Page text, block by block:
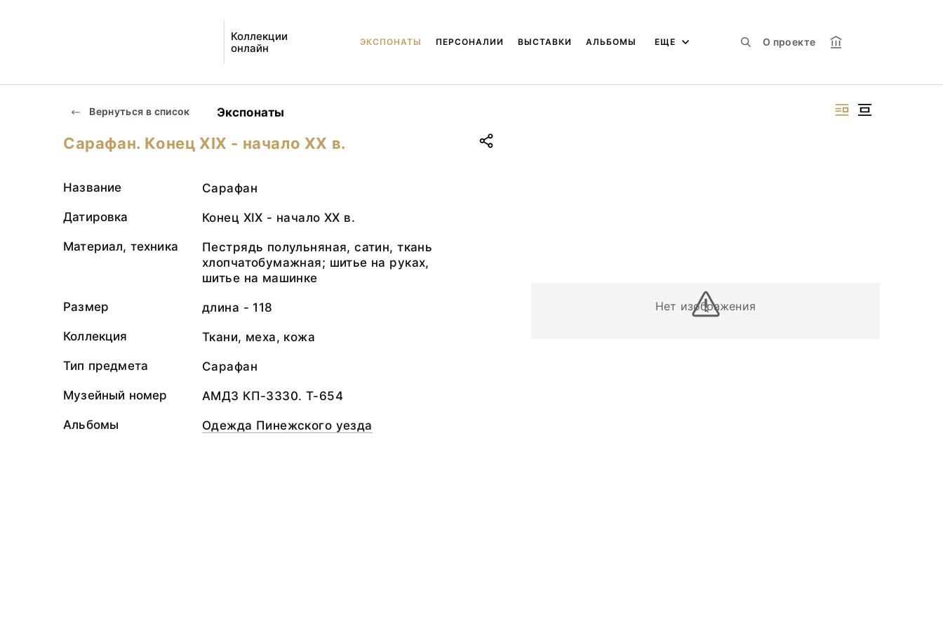
Коллекции
онлайн
О проекте
ЭКСПОНАТЫ ПЕРСОНАЛИИ ВЫСТАВКИ АЛЬБОМЫ ЕЩЕ
Вернуться в список Экспонаты
Нет изображения
Сарафан. Конец ХIХ - начало ХХ в.
Название Сарафан
Датировка Конец ХIХ - начало ХХ в.
Материал, техника
Пестрядь полульняная, сатин, ткань
хлопчатобумажная; шитье на руках,
шитье на машинке
Размер длина - 118
Коллекция Ткани, меха, кожа
Тип предмета Сарафан
Музейный номер АМДЗ КП-3330. Т-654
Альбомы Одежда Пинежского уезда